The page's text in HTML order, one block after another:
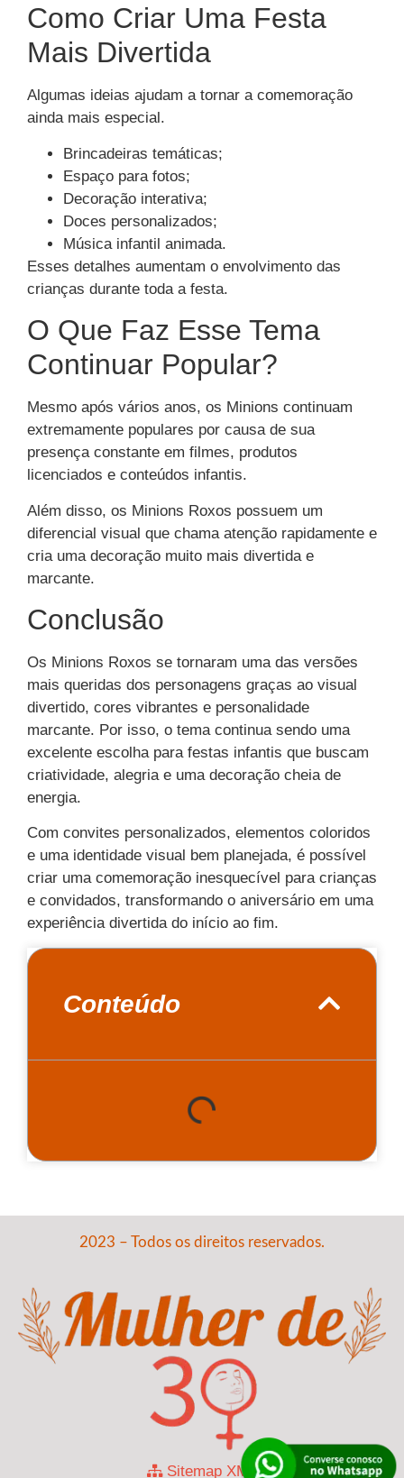
Como Criar Uma Festa
Mais Divertida
Algumas ideias ajudam a tornar a comemoração
ainda mais especial.
Brincadeiras temáticas;
Espaço para fotos;
Decoração interativa;
Doces personalizados;
Música infantil animada.
Esses detalhes aumentam o envolvimento das
crianças durante toda a festa.
O Que Faz Esse Tema
Continuar Popular?
Mesmo após vários anos, os Minions continuam
extremamente populares por causa de sua
presença constante em filmes, produtos
licenciados e conteúdos infantis.
Além disso, os Minions Roxos possuem um
diferencial visual que chama atenção rapidamente e
cria uma decoração muito mais divertida e
marcante.
Conclusão
Os Minions Roxos se tornaram uma das versões
mais queridas dos personagens graças ao visual
divertido, cores vibrantes e personalidade
marcante. Por isso, o tema continua sendo uma
excelente escolha para festas infantis que buscam
criatividade, alegria e uma decoração cheia de
energia.
Com convites personalizados, elementos coloridos
e uma identidade visual bem planejada, é possível
criar uma comemoração inesquecível para crianças
e convidados, transformando o aniversário em uma
experiência divertida do início ao fim.
Conteúdo
2023 – Todos os direitos reservados.
Sitemap XML